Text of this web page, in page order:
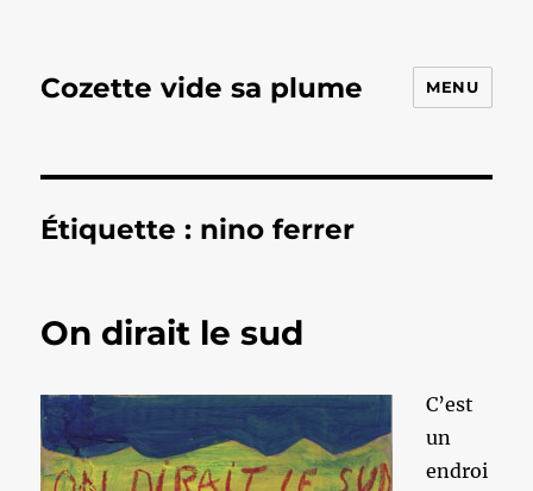
Cozette vide sa plume MENU
Étiquette : nino ferrer
On dirait le sud
C’est
un
endroi